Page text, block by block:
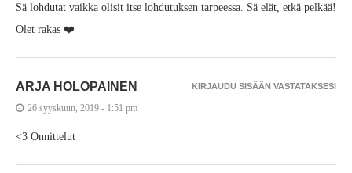
Sä lohdutat vaikka olisit itse lohdutuksen tarpeessa. Sä elät, etkä pelkää!
Olet rakas ❤️
ARJA HOLOPAINEN
26 syyskuun, 2019 - 1:51 pm
<3 Onnittelut
KIRJAUDU SISÄÄN VASTATAKSESI